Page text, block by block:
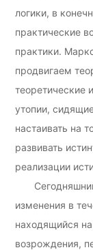
логики, в
практические
практики.
продвигаем
теоретические
утопии,
настаивать на
развивать
реализации
Сегодняшний
изменения в
находящийся
возрождения,